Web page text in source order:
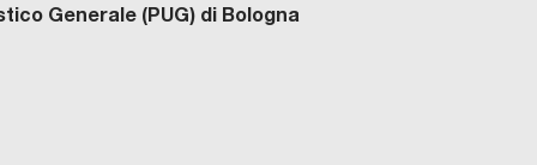
Generale (PUG) di Bologna